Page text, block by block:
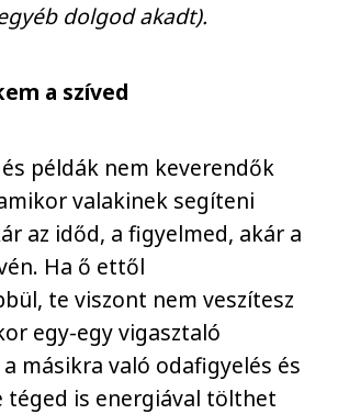
dolgod akadt).
a szíved
példák nem keverendők
valakinek segíteni
az időd, a figyelmed, akár a
Ha ő ettől
te viszont nem veszítesz
egy-egy vigasztaló
másikra való odafigyelés és
téged is energiával tölthet